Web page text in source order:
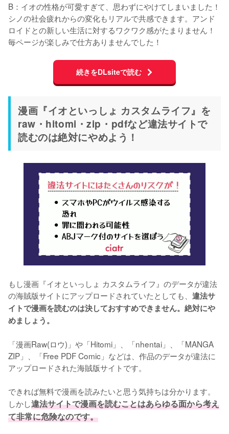
B：イオの性格が可愛すぎて、思わずにやけてしまいました！
シノの社会疲れからの変化もリアルで共感できます。アンド
ロイドとの新しい生活に対するワクワク感がたまりません！
毎ページが楽しみで仕方ありませんでした！
続きをDLsiteで読む
漫画『イオといっしょ カスタムライフ』を
raw・hitomi・zip・pdfなど違法サイトで
読むのは絶対にやめよう！
もし漫画『イオといっしょ カスタムライフ』のデータが違法
の海賊版サイトにアップロードされていたとしても、 違法サ
イトで漫画を読むのは決しておすすめできません。絶対にや
めましょう。
「漫画Raw(ロウ)」や「Hitomi」、「nhentai」、「MANGA
ZIP」、「Free PDF Comic」などは、作品のデータが違法に
アップロードされた海賊版サイトです。
できれば無料で漫画を読みたいと思う気持ちは分かります。
しかし違法サイトで漫画を読むことはあらゆる面から考え
て非常に危険なのです。